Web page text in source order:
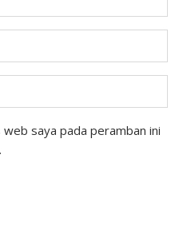
saya pada peramban ini